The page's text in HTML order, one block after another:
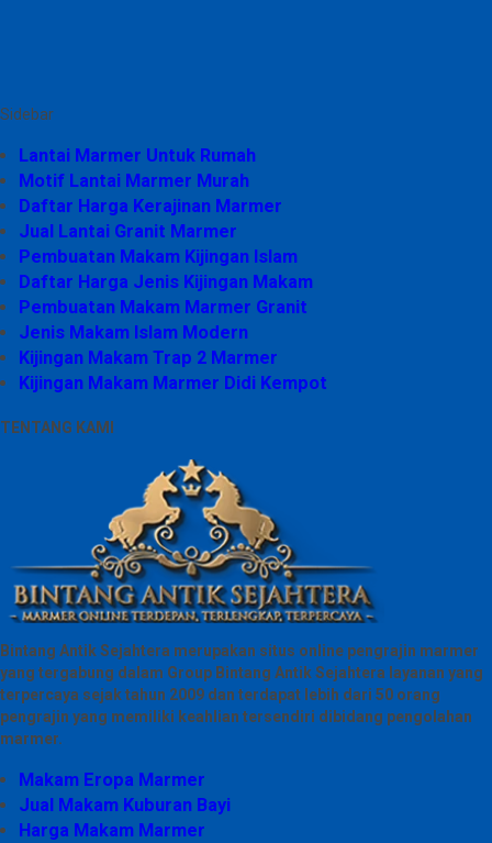
Sidebar
Lantai Marmer Untuk Rumah
Motif Lantai Marmer Murah
Daftar Harga Kerajinan Marmer
Jual Lantai Granit Marmer
Pembuatan Makam Kijingan Islam
Daftar Harga Jenis Kijingan Makam
Pembuatan Makam Marmer Granit
Jenis Makam Islam Modern
Kijingan Makam Trap 2 Marmer
Kijingan Makam Marmer Didi Kempot
TENTANG KAMI
Bintang Antik Sejahtera merupakan situs online pengrajin marmer
yang tergabung dalam Group Bintang Antik Sejahtera layanan yang
terpercaya sejak tahun 2009 dan terdapat lebih dari 50 orang
pengrajin yang memiliki keahlian tersendiri dibidang pengolahan
marmer.
Makam Eropa Marmer
Jual Makam Kuburan Bayi
Harga Makam Marmer